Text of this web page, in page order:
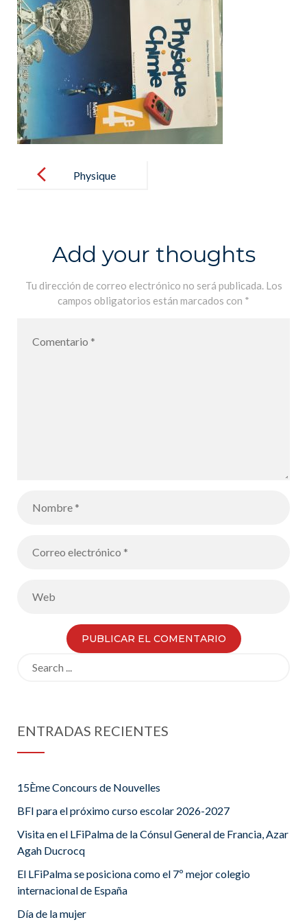
navigation
Physique
Add your thoughts
Tu dirección de correo electrónico no será publicada. Los
campos obligatorios están marcados con *
ENTRADAS RECIENTES
15Ème Concours de Nouvelles
BFI para el próximo curso escolar 2026-2027
Visita en el LFiPalma de la Cónsul General de Francia, Azar
Agah Ducrocq
El LFiPalma se posiciona como el 7º mejor colegio
internacional de España
Día de la mujer